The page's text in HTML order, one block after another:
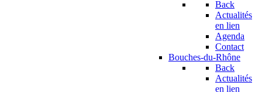
Back
Actualités
en lien
Agenda
Contact
Bouches-du-Rhône
Back
Actualités
en lien